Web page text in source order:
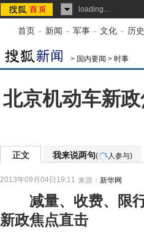
loading...
首页 - 新闻 - 军事 - 文化 - 历史
> 国内要闻 > 时事
北京机动车新
正文 我来说两句( 人参与)
2013年09月04日19:11 来源： 新华网
减量、收费、限
新政焦点直击